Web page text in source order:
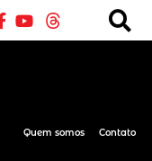
Quem somos Contato